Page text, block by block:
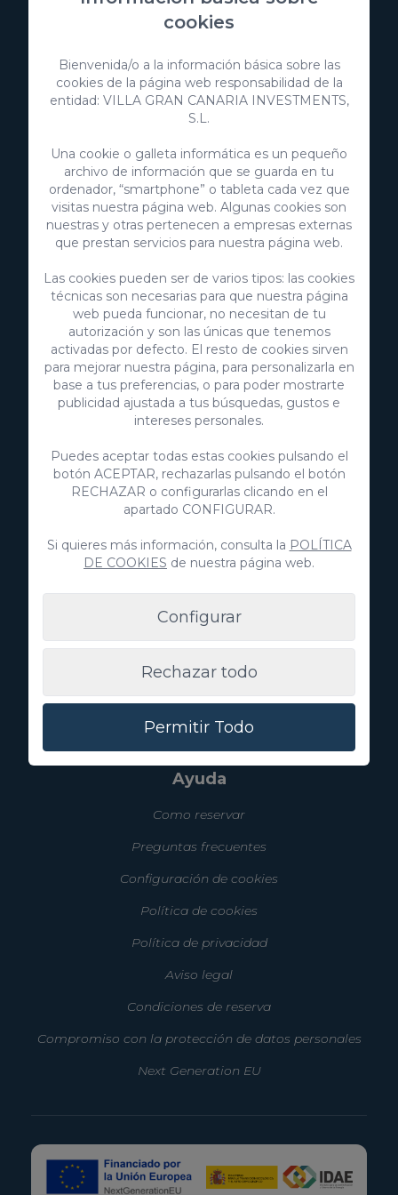
VillaGranCanaria Investments S.L.
Salobre Golf Resort
35100 Maspalomas, Gran Canaria
Islas Canarias, España
CIF:B76226992
info@villagrancanaria.com
+34 928 380 457
Descubre
Inmobiliaria
Anuncia tu propiedad
Villa Gran Canaria
Blog
Experiencias
Sobre nosotros
Ayuda
Como reservar
Preguntas frecuentes
Configuración de cookies
Política de cookies
Política de privacidad
Aviso legal
Condiciones de reserva
Compromiso con la protección de datos personales
Next Generation EU
cookies
Bienvenida/o a la información básica sobre las
cookies de la página web responsabilidad de la
entidad: VILLA GRAN CANARIA INVESTMENTS,
S.L.
Una cookie o galleta informática es un pequeño
archivo de información que se guarda en tu
ordenador, “smartphone” o tableta cada vez que
visitas nuestra página web. Algunas cookies son
nuestras y otras pertenecen a empresas externas
que prestan servicios para nuestra página web.
Las cookies pueden ser de varios tipos: las cookies
técnicas son necesarias para que nuestra página
web pueda funcionar, no necesitan de tu
autorización y son las únicas que tenemos
activadas por defecto. El resto de cookies sirven
para mejorar nuestra página, para personalizarla en
base a tus preferencias, o para poder mostrarte
publicidad ajustada a tus búsquedas, gustos e
intereses personales.
Puedes aceptar todas estas cookies pulsando el
botón ACEPTAR, rechazarlas pulsando el botón
RECHAZAR o configurarlas clicando en el
apartado CONFIGURAR.
Si quieres más información, consulta la POLÍTICA
DE COOKIES de nuestra página web.
Configurar
Rechazar todo
Permitir Todo